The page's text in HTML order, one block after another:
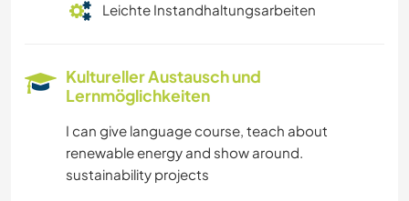
Leichte Instandhaltungsarbeiten
Kultureller Austausch und
Lernmöglichkeiten
I can give language course, teach about
renewable energy and show around.
sustainability projects